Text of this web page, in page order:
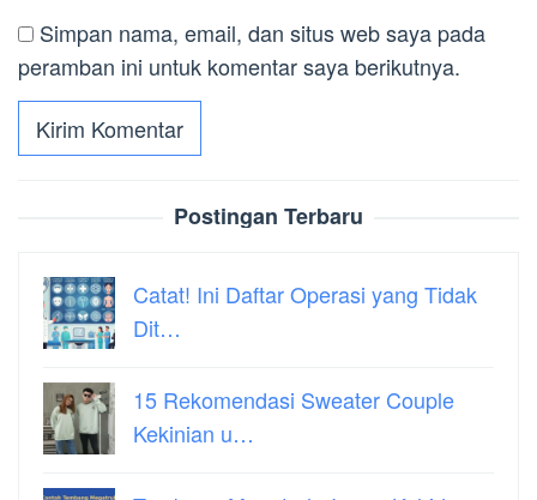
Simpan nama, email, dan situs web saya pada
peramban ini untuk komentar saya berikutnya.
Postingan Terbaru
Catat! Ini Daftar Operasi yang Tidak
Dit…
15 Rekomendasi Sweater Couple
Kekinian u…